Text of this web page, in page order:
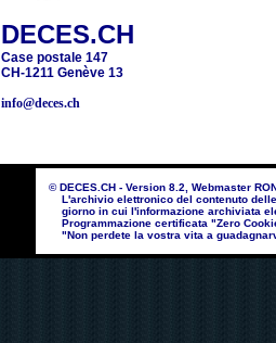
DECES.CH
Case postale 147
CH-1211 Genève 13
info@deces.ch
© DECES.CH - Version 8.2, Webmaster
L'archivio elettronico del contenuto delle
giorno in cui l'informazione archiviata
Programmazione certificata "Zero
"Non perdete la vostra vita a